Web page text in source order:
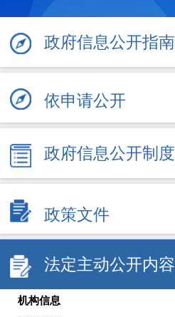
政府信息公开指南
依申请公开
政府信息公开制度
政策文件
法定主动公开内容
机构信息